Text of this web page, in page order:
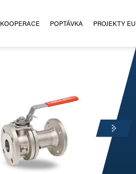
KOOPERACE POPTÁVKA PROJEKTY EU